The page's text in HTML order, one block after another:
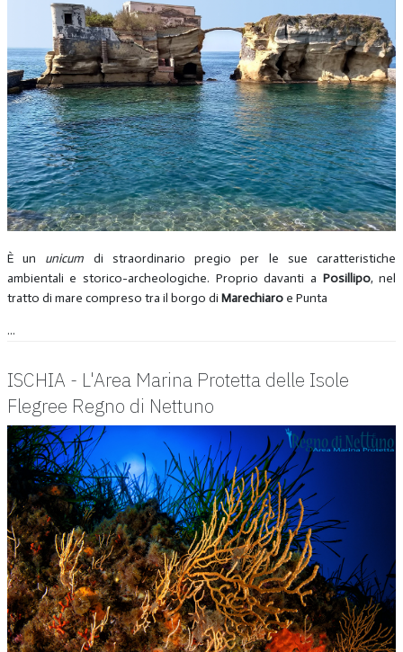
È un unicum di straordinario pregio per le sue caratteristiche
ambientali e storico-archeologiche. Proprio davanti a Posillipo, nel
tratto di mare compreso tra il borgo di Marechiaroe Punta
...
ISCHIA - L'Area Marina Protetta delle Isole
Flegree Regno di Nettuno